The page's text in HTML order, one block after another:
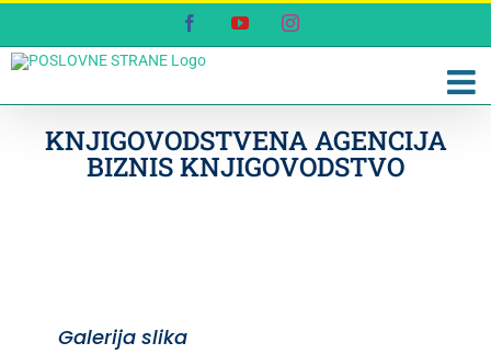
content
FacebookYouTubeInstagram
KNJIGOVODSTVENA AGENCIJA
BIZNIS KNJIGOVODSTVO
Galerija slika